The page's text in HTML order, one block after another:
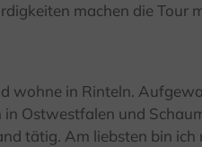
machen die Tour
wohne in Rinteln.
in Ostwestfalen und
tätig. Am liebsten bin